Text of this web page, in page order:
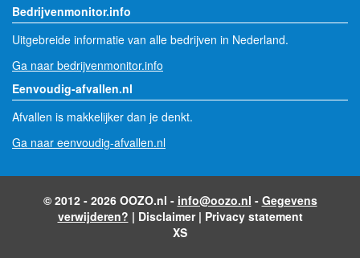
Bedrijvenmonitor.info
Uitgebreide informatie van alle bedrijven in Nederland.
Ga naar bedrijvenmonitor.info
Eenvoudig-afvallen.nl
Afvallen is makkelijker dan je denkt.
Ga naar eenvoudig-afvallen.nl
© 2012 - 2026 OOZO.nl - info@oozo.nl - Gegevens
verwijderen? | Disclaimer| Privacy statement
XS